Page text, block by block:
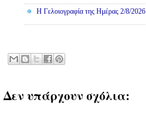
Η Γελοιογραφία της Ημέρας 2/8/2026
Δεν υπάρχουν σχόλια: